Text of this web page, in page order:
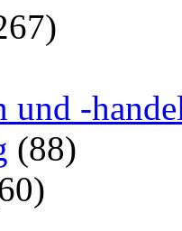
und -
(88)